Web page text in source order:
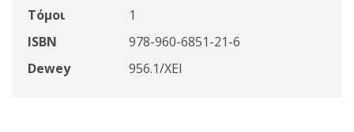
Τόμοι
1
ISBN
978-960-6851-21-6
Dewey
956.1/ΧΕΙ